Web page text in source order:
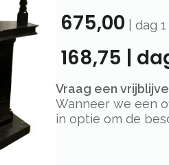
675,00 dag 1
168,75
Vraag een
Wanneer we een
in optie om de